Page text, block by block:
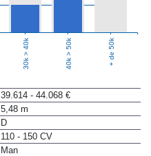
30k > 40k 40k > 50k + de 50k
39.614 - 44.068 €
5,48 m
D
110 - 150 CV
Man